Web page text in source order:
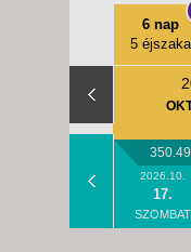
6 nap
5 éjszaka
2026.10.
17.
SZOMBAT